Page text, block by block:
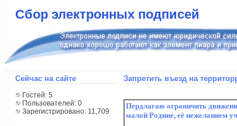
Сбор электронных подписей
Сейчас на сайте
Гостей: 5
Пользователей: 0
Зарегистрировано: 11,709
Запретить въезд на